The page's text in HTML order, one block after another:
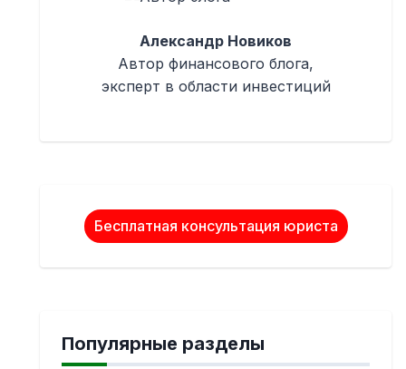
Александр Новиков
Автор финансового блога,
эксперт в области инвестиций
Бесплатная консультация юриста
Популярные разделы